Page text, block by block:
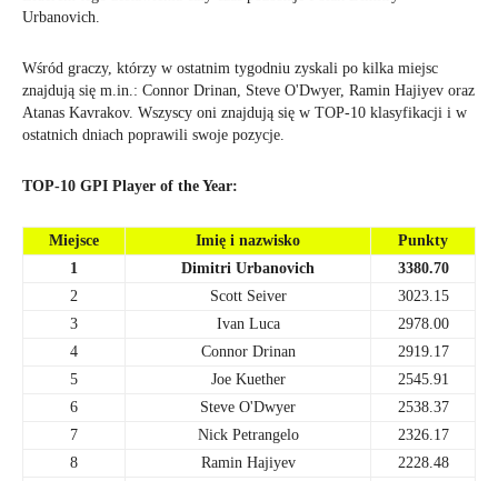
Urbanovich.
Wśród graczy, którzy w ostatnim tygodniu zyskali po kilka miejsc
znajdują się m.in.: Connor Drinan, Steve O'Dwyer, Ramin Hajiyev oraz
Atanas Kavrakov. Wszyscy oni znajdują się w TOP-10 klasyfikacji i w
ostatnich dniach poprawili swoje pozycje.
TOP-10 GPI Player of the Year:
Miejsce Imię i nazwisko
Punkty
1
Dimitri Urbanovich
3380.70
2
Scott Seiver
3023.15
3
Ivan Luca
2978.00
4
Connor Drinan
2919.17
5
Joe Kuether
2545.91
6
Steve O'Dwyer
2538.37
7
Nick Petrangelo
2326.17
8
Ramin Hajiyev
2228.48